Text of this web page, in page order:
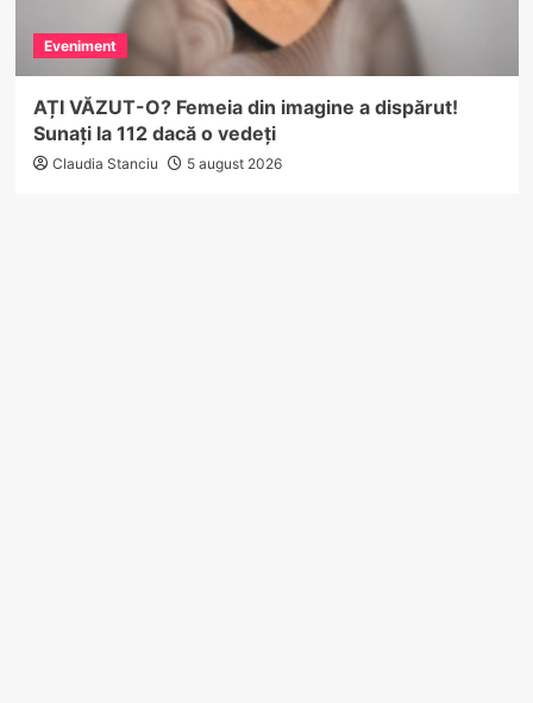
Eveniment
AȚI VĂZUT-O? Femeia din imagine a dispărut!
Sunați la 112 dacă o vedeți
Claudia Stanciu 5 august 2026